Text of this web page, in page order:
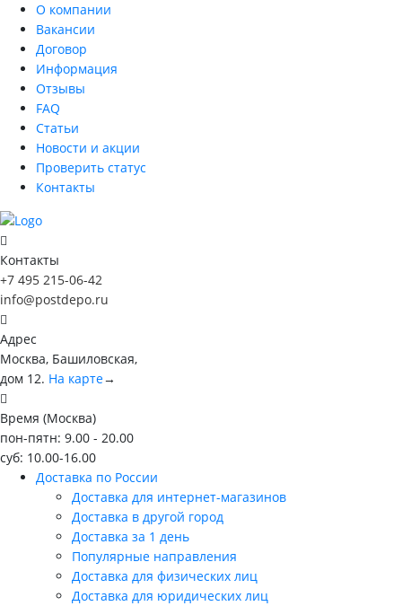
О компании
Вакансии
Договор
Информация
Отзывы
FAQ
Статьи
Новости и акции
Проверить статус
Контакты
Контакты
+7 495 215-06-42
info@postdepo.ru
Адрес
Москва, Башиловская,
дом 12. На карте→
Время (Москва)
пон-пятн: 9.00 - 20.00
суб: 10.00-16.00
Доставка по России
Доставка для интернет-магазинов
Доставка в другой город
Доставка за 1 день
Популярные направления
Доставка для физических лиц
Доставка для юридических лиц